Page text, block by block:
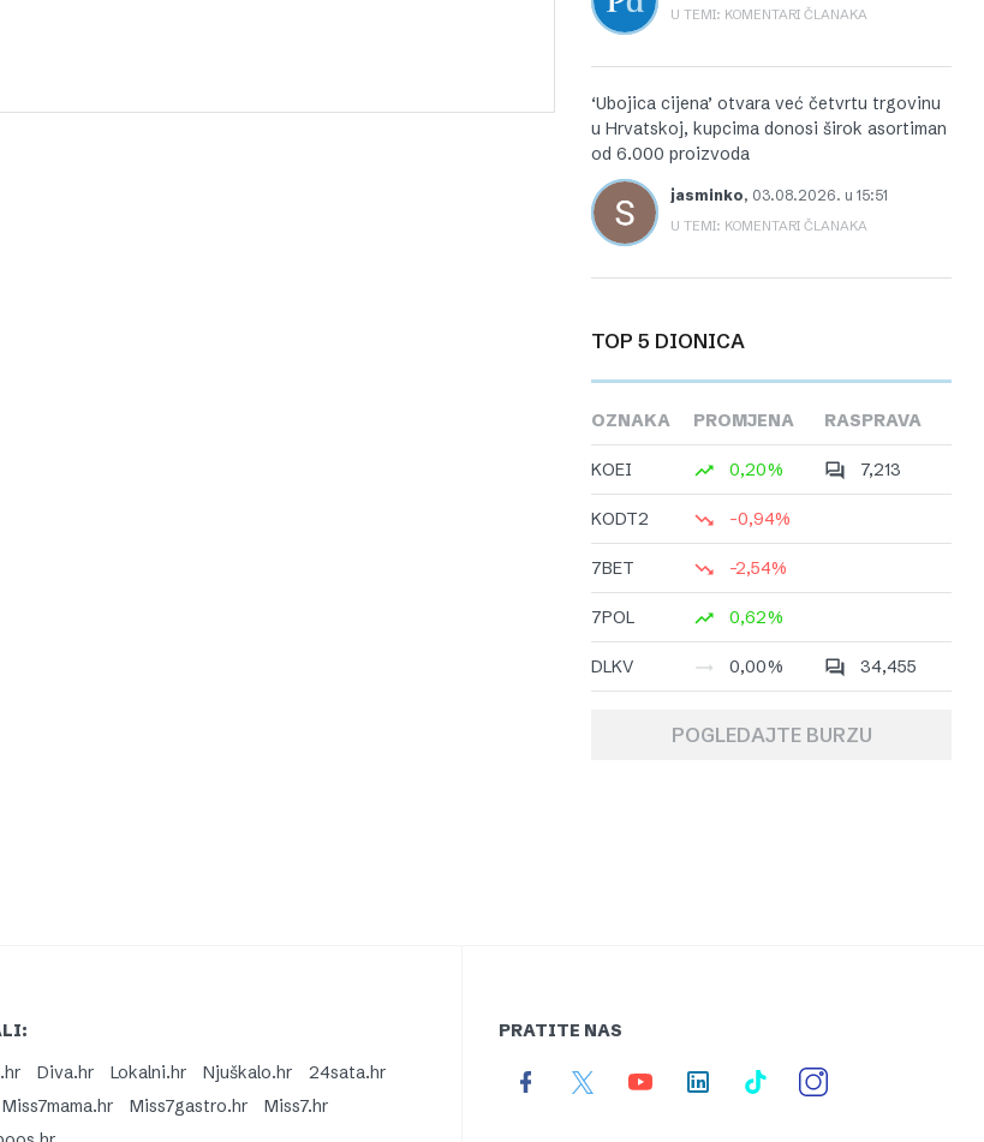
U TEMI: KOMENTARI ČLANAKA
‘Ubojica cijena’ otvara već četvrtu trgovinu
u Hrvatskoj, kupcima donosi širok asortiman
od 6.000 proizvoda
jasminko, 03.08.2026. u 15:51
U TEMI: KOMENTARI ČLANAKA
TOP 5 DIONICA
OZNAKA PROMJENA RASPRAVA
KOEI 0,20% 7,213
KODT2 -0,94%
7BET -2,54%
7POL 0,62%
DLKV 0,00% 34,455
POGLEDAJTE BURZU
Diva.hr Lokalni.hr Njuškalo.hr
24sata.hr
Miss7mama.hr Miss7gastro.hr
Miss7.hr
PRATITE NAS